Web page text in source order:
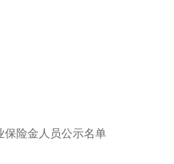
保险金人员公示名单